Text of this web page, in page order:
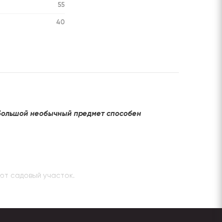
55
40
необычный предмет способен
садовый участок.